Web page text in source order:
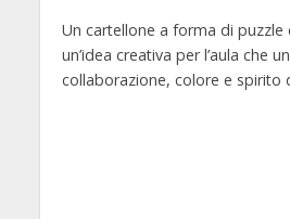
Un cartellone a forma di puzzle
un’idea creativa per l’aula che
collaborazione, colore e spirito